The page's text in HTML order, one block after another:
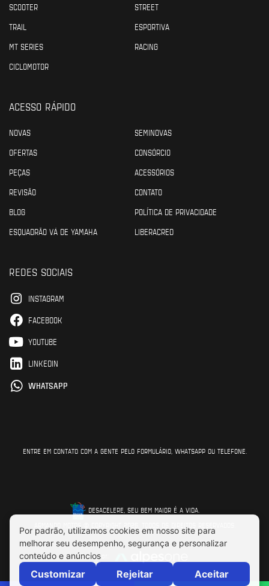
SCOOTER
STREET
TRAIL
ESPORTIVA
MT SERIES
RACING
CICLOMOTOR
ACESSO RÁPIDO
NOVAS
SEMINOVAS
OFERTAS
CONSÓRCIO
PEÇAS
ACESSÓRIOS
REVISÃO
CONTATO
BLOG
POLÍTICA DE PRIVACIDADE
ESQUADRÃO VÁ DE YAMAHA
LIBERACRED
REDES SOCIAIS
INSTAGRAM
FACEBOOK
YOUTUBE
LINKEDIN
WHATSAPP
ENTRE EM CONTATO COM A GENTE PELO FORMULÁRIO, WHATSAPP OU TELEFONE.
DESACELERE, SEU BEM MAIOR É A VIDA.
Feito por: